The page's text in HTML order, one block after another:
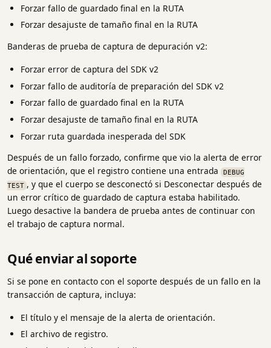
Forzar fallo de guardado final en la RUTA
Forzar desajuste de tamaño final en la RUTA
Banderas de prueba de captura de depuración v2:
Forzar error de captura del SDK v2
Forzar fallo de auditoría de preparación del SDK v2
Forzar fallo de guardado final en la RUTA
Forzar desajuste de tamaño final en la RUTA
Forzar ruta guardada inesperada del SDK
Después de un fallo forzado, confirme que vio la alerta de error
de orientación, que el registro contiene una entrada
DEBUG
TEST , y que el cuerpo se desconectó si Desconectar después de
un error crítico de guardado de captura estaba habilitado.
Luego desactive la bandera de prueba antes de continuar con
el trabajo de captura normal.
Qué enviar al soporte
Si se pone en contacto con el soporte después de un fallo en la
transacción de captura, incluya:
El título y el mensaje de la alerta de orientación.
El archivo de registro.